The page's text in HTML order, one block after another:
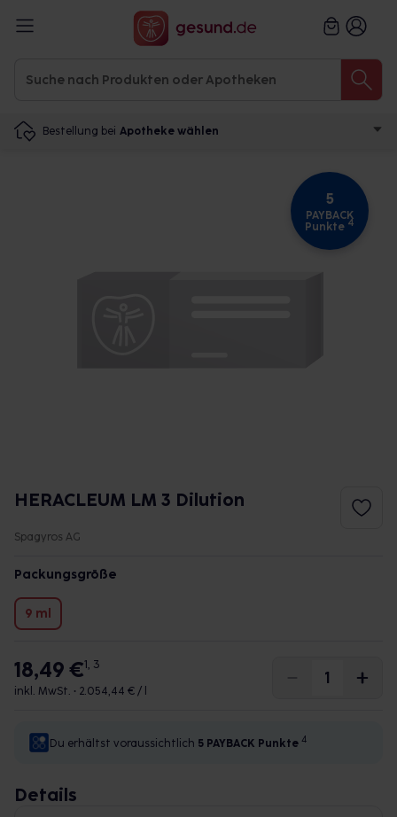
Bestellung bei Apotheke wählen
5
PAYBACK
Punkte 4
HERACLEUM LM 3 Dilution
Spagyros AG
Packungsgröße
9 ml
18,49 €1, 3
inkl. MwSt. • 2.054,44 € / l
Du erhältst voraussichtlich 5 PAYBACK Punkte 4
Details